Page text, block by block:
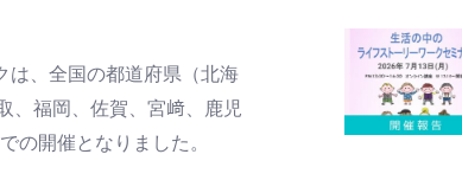
は、全国の都道府県（北海
、福岡、佐賀、宮﨑、鹿児
の開催となりました。